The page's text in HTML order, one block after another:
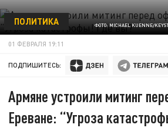
ФОТО: MICHAEL KUENNE/
ПОЛИТИКА
01 ФЕВРАЛЯ 19:11
ПОДПИШИТЕСЬ:
Армяне устроили митинг
Ереване: “Угроза